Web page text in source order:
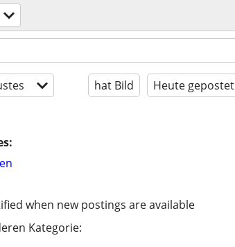
hat Bild Heute gepostet
when new postings are available
Kategorie: